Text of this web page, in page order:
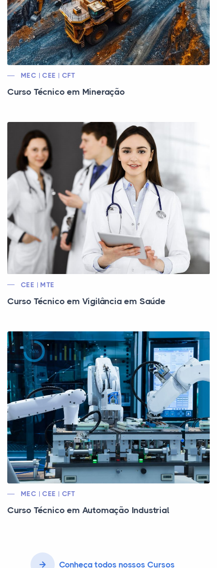
MEC | CEE | CFT
Curso Técnico em Mineração
CEE | MTE
Curso Técnico em Vigilância em Saúde
MEC | CEE | CFT
Curso Técnico em Automação Industrial
Conheça todos nossos Cursos